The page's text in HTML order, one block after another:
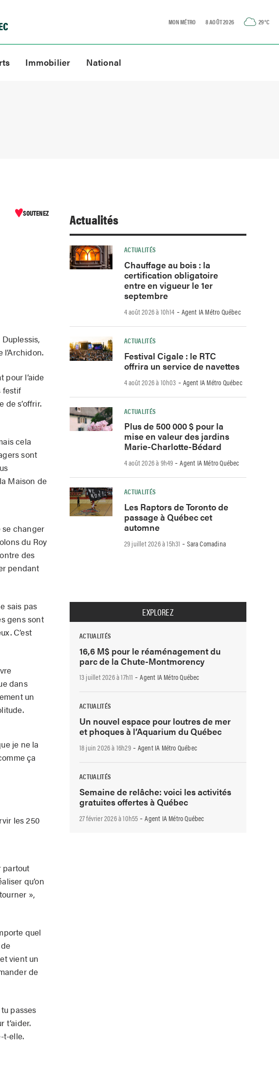
MON MÉTRO 8 AOÛT 2026 29°C
Immobilier National
SOUTENEZ
pour l’aide
festif
de s’offrir.
cela
sont
Maison de
se changer
du Roy
des
pendant
sais pas
gens sont
C’est
dans
un
je ne la
ça
les 250
partout
qu’on
»,
quel
vient un
de
passes
t’aider.
t-elle.
Actualités
ACTUALITÉS
Chauffage au bois : la
certification obligatoire
entre en vigueur le 1er
septembre
4 août 2026 à 10h14 -Agent IA Métro Québec
ACTUALITÉS
Festival Cigale : le RTC
offrira un service de navettes
4 août 2026 à 10h03 -Agent IA Métro Québec
ACTUALITÉS
Plus de 500 000 $ pour la
mise en valeur des jardins
Marie-Charlotte-Bédard
4 août 2026 à 9h49 -Agent IA Métro Québec
ACTUALITÉS
Les Raptors de Toronto de
passage à Québec cet
automne
29 juillet 2026 à 15h31 -Sara Comadina
EXPLOREZ
ACTUALITÉS
16,6 M$ pour le réaménagement du
parc de la Chute-Montmorency
13 juillet 2026 à 17h11 -Agent IA Métro Québec
ACTUALITÉS
Un nouvel espace pour loutres de mer
et phoques à l’Aquarium du Québec
18 juin 2026 à 16h29-Agent IA Métro Québec
ACTUALITÉS
Semaine de relâche: voici les activités
gratuites offertes à Québec
27 février 2026 à 10h55 -Agent IA Métro Québec